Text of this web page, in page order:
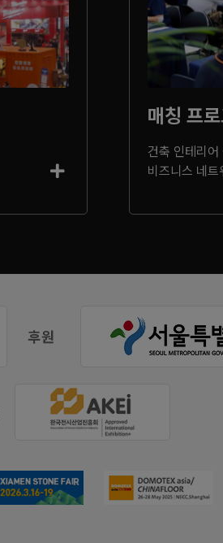
매칭 프
건축 인테리어
비즈니스 네트
후원